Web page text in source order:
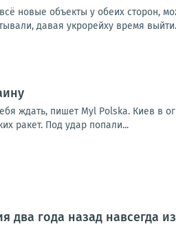
новые объекты у обеих сторон,
давая укрорейху время
ждать, пишет Myl Polska. Киев в
ракет. Под удар попали...
два года назад навсегда